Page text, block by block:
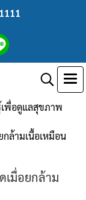
พื่อดูแลสุขภาพ
ล้ามเนื้อเหมือน
เมื่อยกล้าม